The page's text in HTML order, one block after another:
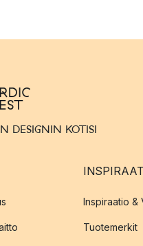
DESIGNIN KOTISI
Inspiraatio &
Tuotemerkit